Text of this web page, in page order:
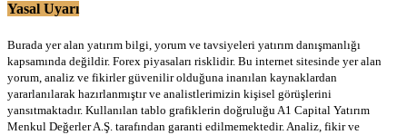
Yasal Uyarı
Burada yer alan yatırım bilgi, yorum ve tavsiyeleri yatırım danışmanlığı
kapsamında değildir. Forex piyasaları risklidir. Bu internet sitesinde yer alan
yorum, analiz ve fikirler güvenilir olduğuna inanılan kaynaklardan
yararlanılarak hazırlanmıştır ve analistlerimizin kişisel görüşlerini
yansıtmaktadır. Kullanılan tablo grafiklerin doğruluğu A1 Capital Yatırım
Menkul Değerler A.Ş. tarafından garanti edilmemektedir. Analiz, fikir ve